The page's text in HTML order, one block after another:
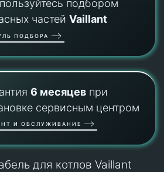
подбором
частей Vaillant
ПОДБОРА
6 месяцевпри
сервисным центром
И ОБСЛУЖИВАНИЕ
для котлов Vaillant